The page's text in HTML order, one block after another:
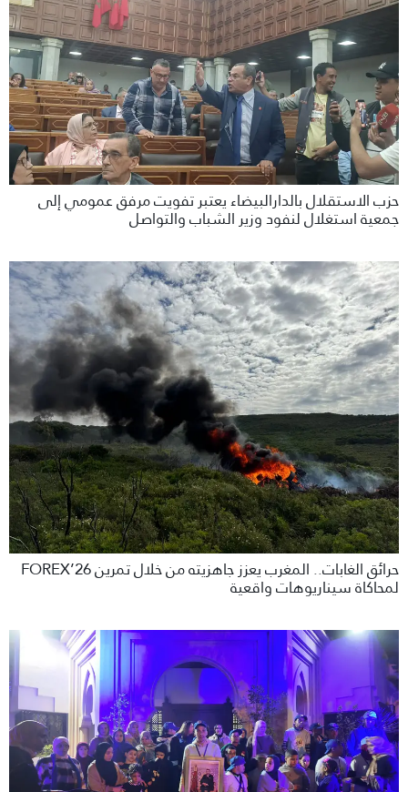
حزب الاستقلال بالدارالبيضاء يعتبر تفويت مرفق عمومي إلى
جمعية استغلال لنفود وزير الشباب والتواصل
حرائق الغابات.. المغرب يعزز جاهزيته من خلال تمرين FOREX’26
لمحاكاة سيناريوهات واقعية